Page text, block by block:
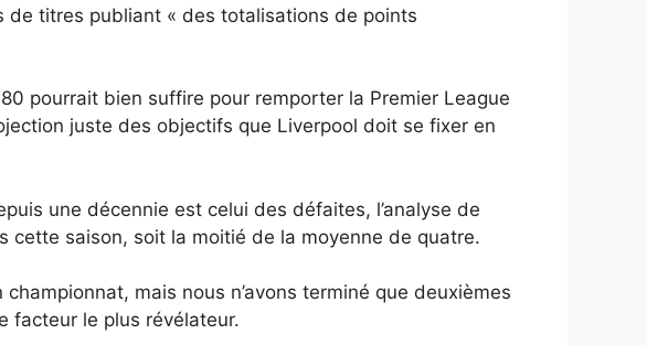
de titres publiant « des totalisations de points
pourrait bien suffire pour remporter la Premier League
juste des objectifs que Liverpool doit se fixer en
une décennie est celui des défaites, l’analyse de
cette saison, soit la moitié de la moyenne de quatre.
mais nous n’avons terminé que deuxièmes
facteur le plus révélateur.